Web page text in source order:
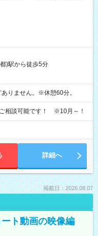
)駅から徒歩5分
りません。※休憩60分。
相談可能です！ ※10月～！
詳細へ
掲載日：2026.08.07
ト動画の映像編